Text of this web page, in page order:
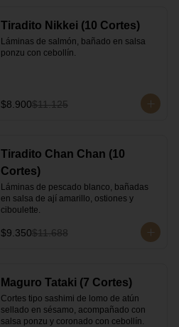
Tiradito Nikkei (10 Cortes)
Láminas de salmón, bañado en salsa
ponzu con cebollín.
$8.900$11.125
Tiradito Chan Chan (10
Cortes)
Láminas de pescado blanco, bañadas
en salsa de ají amarillo, ostiones y
ciboulette.
$9.350$11.688
Maguro Tataki (7 Cortes)
Cortes tipo sashimi de lomo de atún
sellado en sésamo, acompañado con
salsa ponzu y coronado con cebollín.